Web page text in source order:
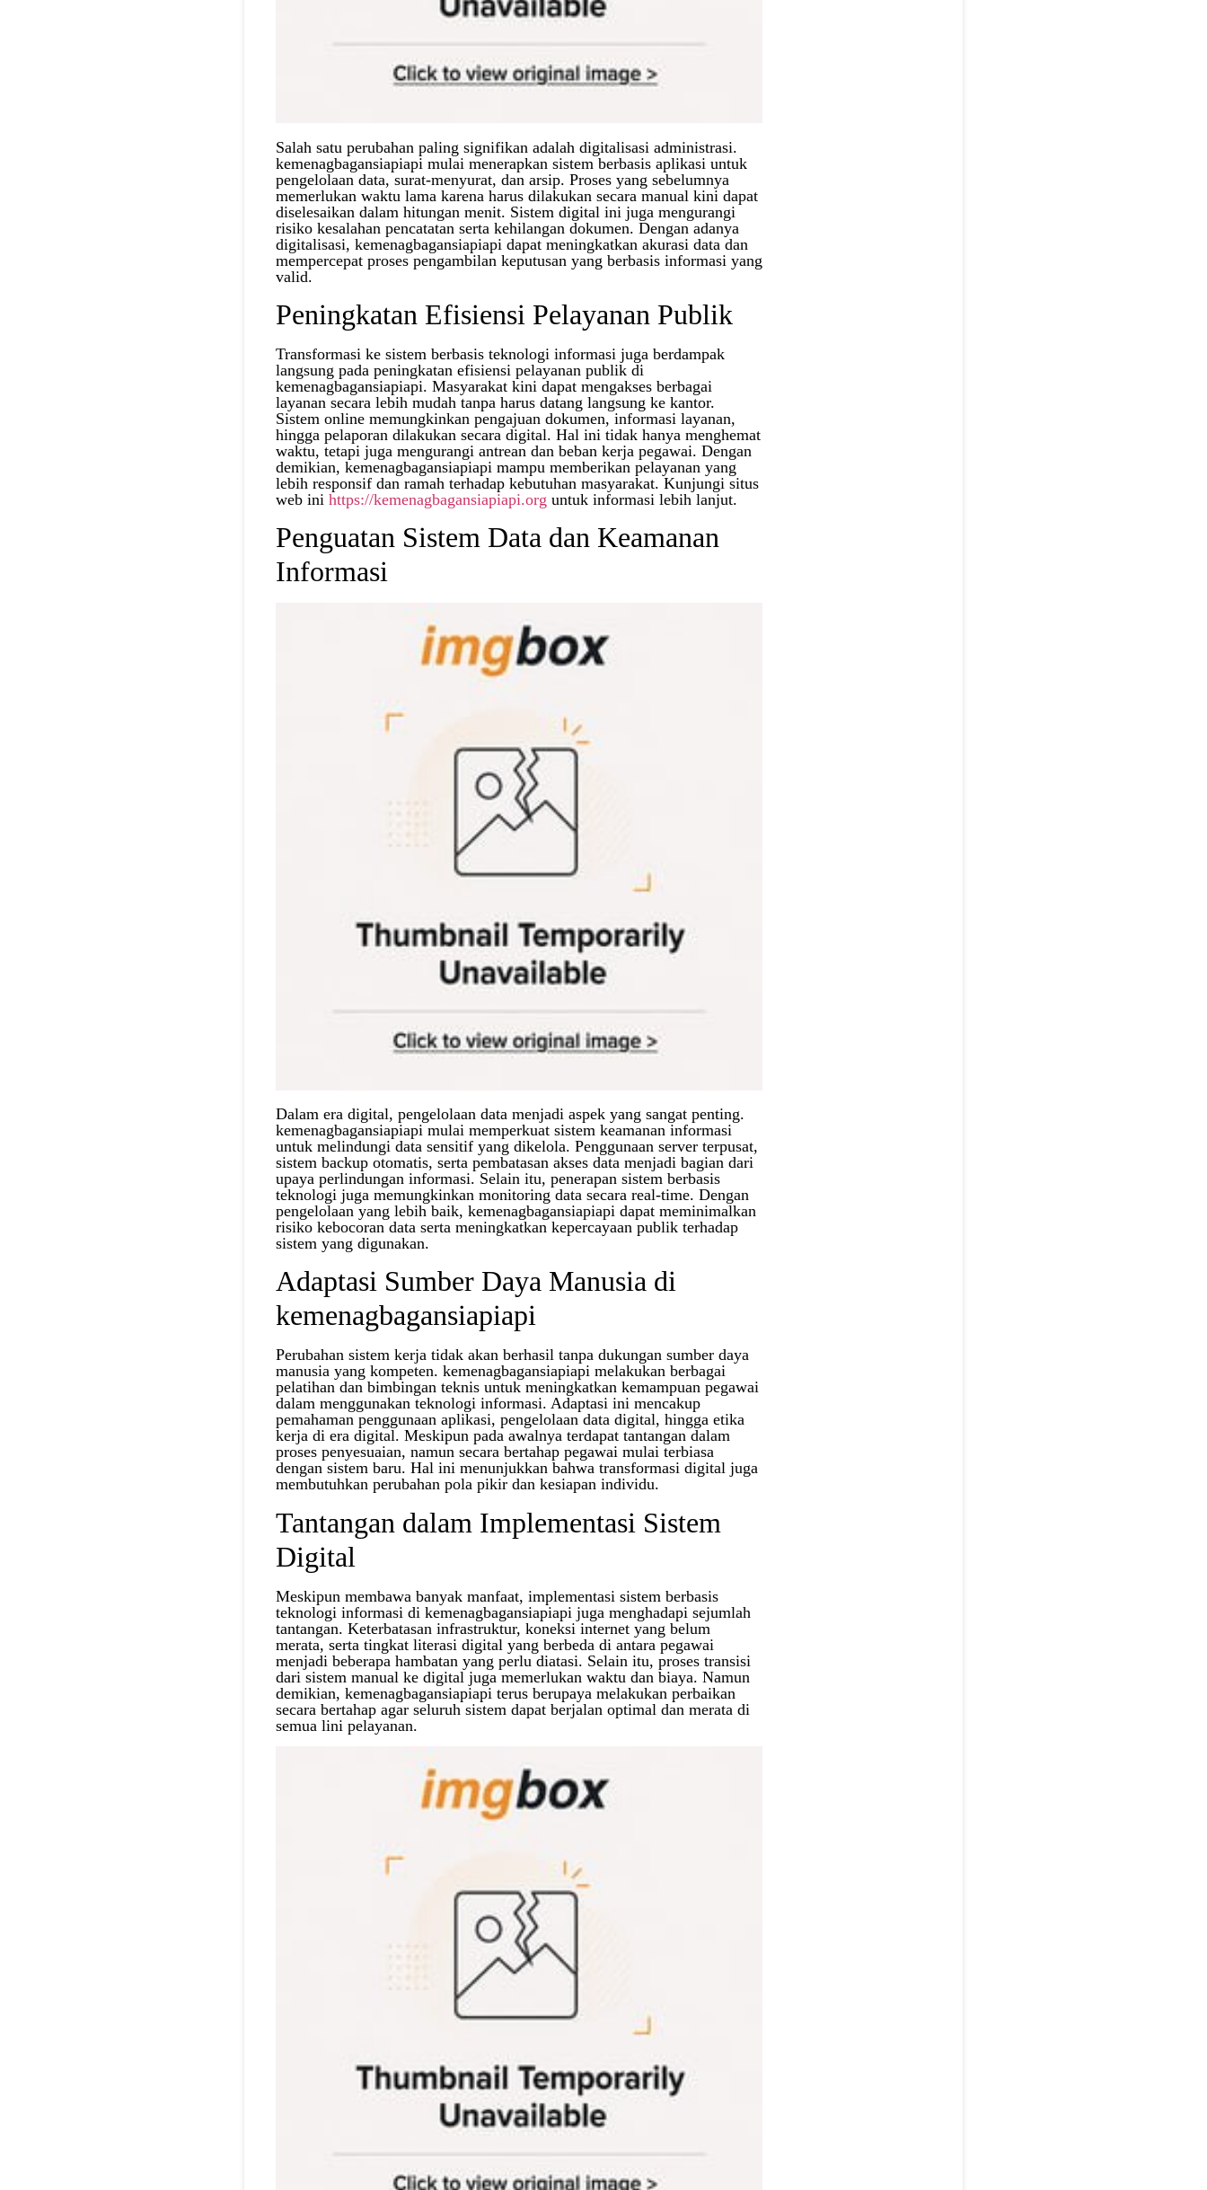
Salah satu perubahan paling signifikan adalah digitalisasi administrasi.
kemenagbagansiapiapi mulai menerapkan sistem berbasis aplikasi untuk
pengelolaan data, surat-menyurat, dan arsip. Proses yang sebelumnya
memerlukan waktu lama karena harus dilakukan secara manual kini dapat
diselesaikan dalam hitungan menit. Sistem digital ini juga mengurangi
risiko kesalahan pencatatan serta kehilangan dokumen. Dengan adanya
digitalisasi, kemenagbagansiapiapi dapat meningkatkan akurasi data dan
mempercepat proses pengambilan keputusan yang berbasis informasi yang
valid.
Peningkatan Efisiensi Pelayanan Publik
Transformasi ke sistem berbasis teknologi informasi juga berdampak
langsung pada peningkatan efisiensi pelayanan publik di
kemenagbagansiapiapi. Masyarakat kini dapat mengakses berbagai
layanan secara lebih mudah tanpa harus datang langsung ke kantor.
Sistem online memungkinkan pengajuan dokumen, informasi layanan,
hingga pelaporan dilakukan secara digital. Hal ini tidak hanya menghemat
waktu, tetapi juga mengurangi antrean dan beban kerja pegawai. Dengan
demikian, kemenagbagansiapiapi mampu memberikan pelayanan yang
lebih responsif dan ramah terhadap kebutuhan masyarakat. Kunjungi situs
web ini https://kemenagbagansiapiapi.org untuk informasi lebih lanjut.
Penguatan Sistem Data dan Keamanan
Informasi
Dalam era digital, pengelolaan data menjadi aspek yang sangat penting.
kemenagbagansiapiapi mulai memperkuat sistem keamanan informasi
untuk melindungi data sensitif yang dikelola. Penggunaan server terpusat,
sistem backup otomatis, serta pembatasan akses data menjadi bagian dari
upaya perlindungan informasi. Selain itu, penerapan sistem berbasis
teknologi juga memungkinkan monitoring data secara real-time. Dengan
pengelolaan yang lebih baik, kemenagbagansiapiapi dapat meminimalkan
risiko kebocoran data serta meningkatkan kepercayaan publik terhadap
sistem yang digunakan.
Adaptasi Sumber Daya Manusia di
kemenagbagansiapiapi
Perubahan sistem kerja tidak akan berhasil tanpa dukungan sumber daya
manusia yang kompeten. kemenagbagansiapiapi melakukan berbagai
pelatihan dan bimbingan teknis untuk meningkatkan kemampuan pegawai
dalam menggunakan teknologi informasi. Adaptasi ini mencakup
pemahaman penggunaan aplikasi, pengelolaan data digital, hingga etika
kerja di era digital. Meskipun pada awalnya terdapat tantangan dalam
proses penyesuaian, namun secara bertahap pegawai mulai terbiasa
dengan sistem baru. Hal ini menunjukkan bahwa transformasi digital juga
membutuhkan perubahan pola pikir dan kesiapan individu.
Tantangan dalam Implementasi Sistem
Digital
Meskipun membawa banyak manfaat, implementasi sistem berbasis
teknologi informasi di kemenagbagansiapiapi juga menghadapi sejumlah
tantangan. Keterbatasan infrastruktur, koneksi internet yang belum
merata, serta tingkat literasi digital yang berbeda di antara pegawai
menjadi beberapa hambatan yang perlu diatasi. Selain itu, proses transisi
dari sistem manual ke digital juga memerlukan waktu dan biaya. Namun
demikian, kemenagbagansiapiapi terus berupaya melakukan perbaikan
secara bertahap agar seluruh sistem dapat berjalan optimal dan merata di
semua lini pelayanan.